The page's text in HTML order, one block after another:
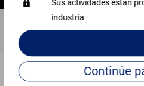
Sus actividades están
industria